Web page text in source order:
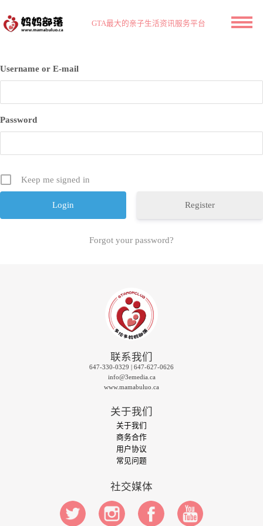
GTA最大的亲子生活资讯服务平台
Username or E-mail
Password
Keep me signed in
Register
Forgot your password?
联系我们
647-330-0329 | 647-627-0626
info@3emedia.ca
www.mamabuluo.ca
关于我们
关于我们
商务合作
用户协议
常见问题
社交媒体